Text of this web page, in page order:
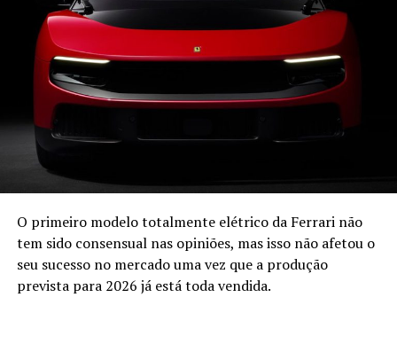
motor numa plataforma com origem na Nissan Navara.
A marca recupera o espírito original de proporcionar
modelos todo-o-terreno de tração integral
“tradicionais” com preços competitivos no mercado, tal
como acontecia com o Galloper quando foi lançado.
A distribuição para Portugal, Andorra, Marrocos, Itália e
Espanha estará a cargo da Galloper Ibérica havendo a
possibilidade destes novos Galloper serem fabricados em
O primeiro modelo totalmente elétrico da Ferrari não
tem sido consensual nas opiniões, mas isso não afetou o
seu sucesso no mercado uma vez que a produção
prevista para 2026 já está toda vendida.